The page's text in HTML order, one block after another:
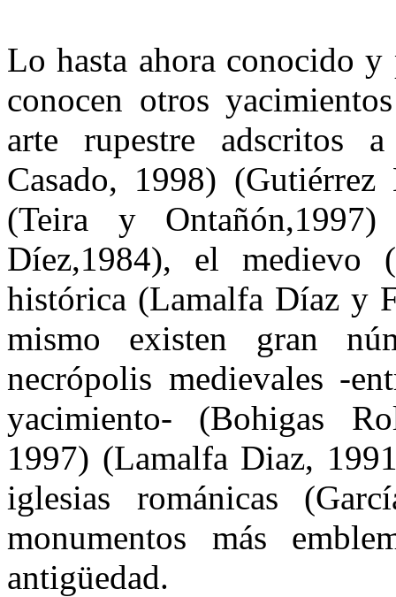
Lo hasta ahora conocido
conocen otros
arte rupestre adscritos
Casado, 1998)
(Teira y
Díez,1984), el medievo
histórica (Lamalfa Díaz y
mismo existen gran
necrópolis medievales -
yacimiento- (Bohigas
1997) (Lamalfa Diaz,
iglesias románicas
monumentos más
antigüedad.